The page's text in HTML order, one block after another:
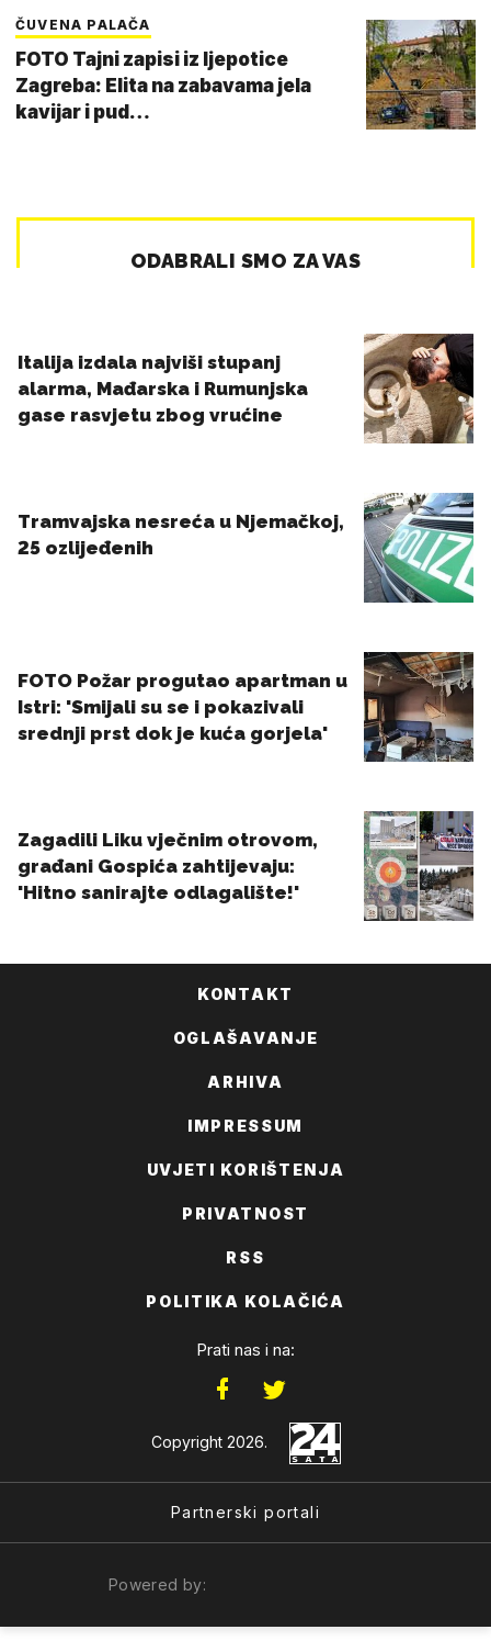
ČUVENA PALAČA
FOTO Tajni zapisi iz ljepotice
Zagreba: Elita na zabavama jela
kavijar i pud…
KONTAKT
OGLAŠAVANJE
ARHIVA
IMPRESSUM
UVJETI KORIŠTENJA
PRIVATNOST
RSS
POLITIKA KOLAČIĆA
Prati nas i na:
Copyright 2026.
Partnerski portali
Powered by: